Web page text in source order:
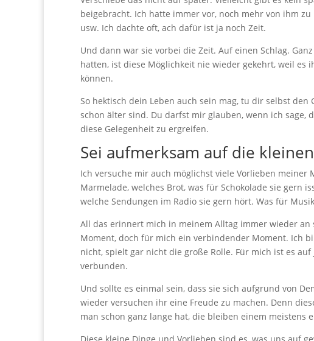
beigebracht. Ich hatte immer vor, noch mehr von ihm
usw. Ich dachte oft, ach dafür ist ja noch Zeit.
Und dann war sie vorbei die Zeit. Auf einen Schlag.
hatten, ist diese Möglichkeit nie wieder gekehrt, weil es
können.
So hektisch dein Leben auch sein mag, tu dir selbst
schon älter sind. Du darfst mir glauben, wenn ich sage,
diese Gelegenheit zu ergreifen.
Sei aufmerksam auf die
Ich versuche mir auch möglichst viele Vorlieben meiner
Marmelade, welches Brot, was für Schokolade sie gern
welche Sendungen im Radio sie gern hört. Was für
All das erinnert mich in meinem Alltag immer wieder
Moment, doch für mich ein verbindender Moment. Ich
nicht, spielt gar nicht die große Rolle. Für mich ist es
verbunden.
Und sollte es einmal sein, dass sie sich aufgrund von
wieder versuchen ihr eine Freude zu machen. Denn
man schon ganz lange hat, die bleiben einem meistens